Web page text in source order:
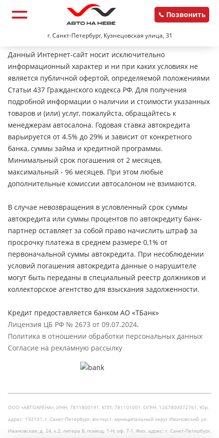
г. Санкт-Петербург, Кузнецовская улица, 31
Позвонить
Данный Интернет-сайт носит исключительно
информационный характер и ни при каких условиях не
является публичной офертой, определяемой положениями
Статьи 437 Гражданского кодекса РФ. Для получения
подробной информации о наличии и стоимости указанных
товаров и (или) услуг, пожалуйста, обращайтесь к
менеджерам автосалона. Годовая ставка автокредита
варьируется от 4.5% до 29% и зависит от конкретного
банка, суммы займа и кредитной программы.
Минимальный срок погашения от 2 месяцев,
максимальный - 96 месяцев. При этом любые
дополнительные комиссии автосалоном не взимаются.
В случае невозвращения в условленный срок суммы
автокредита или суммы процентов по автокредиту банк-
партнер оставляет за собой право начислить штраф за
просрочку платежа в среднем размере 0,1% от
первоначальной суммы автокредита. При несоблюдении
условий погашения автокредита данные о нарушителе
могут быть переданы в специальный реестр должников и
коллекторское агентство для взыскания задолженности.
Кредит предоставляется банком АО «ТБанк»
Лицензия ЦБ РФ № 2673 от 09.07.2024.
Политика в отношении обработки персональных данных
Согласие на рекламную рассылку
ООО «АВТОАРЕНА», ИНН: 7811800191, КПП: 781101001, ОГРН: 1247800072761, Юр.
адрес: 192131, г. Санкт-Петербург, вн.тер.г. муниципальный округ Ивановский, ул.
Ивановская, д. 24, к.2, литера Б, помещ. 1-Н, оф. 7-1, Физ. адрес: г. Санкт-Петербург,